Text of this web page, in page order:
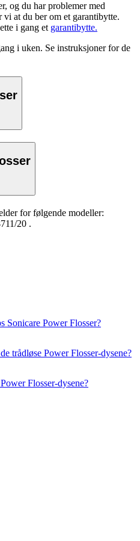
og du har problemer med
at du ber om et garantibytte.
i gang et garantibytte.
i uken. Se instruksjoner for de
for følgende modeller:
20 .
Sonicare Power Flosser?
trådløse Power Flosser-dysene?
Flosser-dysene?